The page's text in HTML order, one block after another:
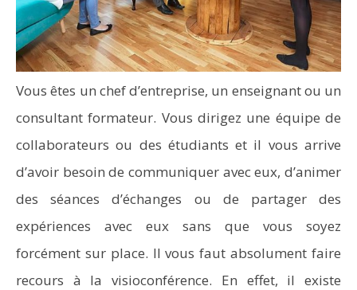
Vous êtes un chef d’entreprise, un enseignant ou un
consultant formateur. Vous dirigez une équipe de
collaborateurs ou des étudiants et il vous arrive
d’avoir besoin de communiquer avec eux, d’animer
des séances d’échanges ou de partager des
expériences avec eux sans que vous soyez
forcément sur place. Il vous faut absolument faire
recours à la visioconférence. En effet, il existe